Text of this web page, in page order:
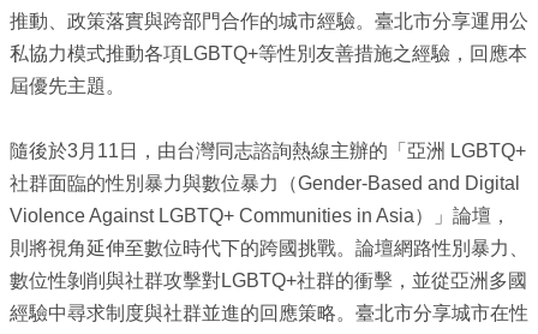
頁
臺
北
北
市
政
府
雙
推動、政策落實與跨部門合作的城市經驗。臺北市分享運用公
私協力模式推動各項LGBTQ+等性別友善措施之經驗，回應本
屆優先主題。
隨後於3月11日，由台灣同志諮詢熱線主辦的「亞洲 LGBTQ+
社群面臨的性別暴力與數位暴力（Gender-Based and Digital
Violence Against LGBTQ+ Communities in Asia）」論壇，
則將視角延伸至數位時代下的跨國挑戰。論壇網路性別暴力、
數位性剝削與社群攻擊對LGBTQ+社群的衝擊，並從亞洲多國
經驗中尋求制度與社群並進的回應策略。臺北市分享城市在性